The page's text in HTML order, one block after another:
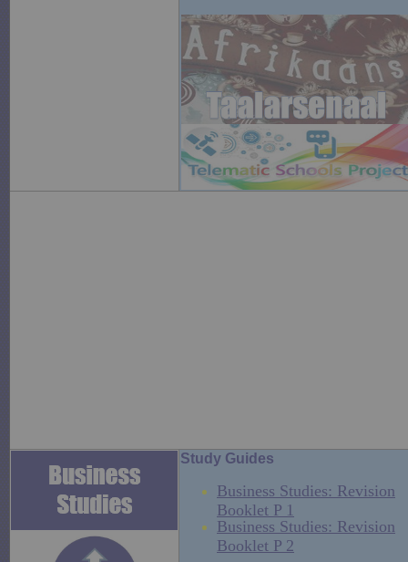
Study Guides
Business Studies: Revision
Booklet P 1
Business Studies: Revision
Booklet P 2